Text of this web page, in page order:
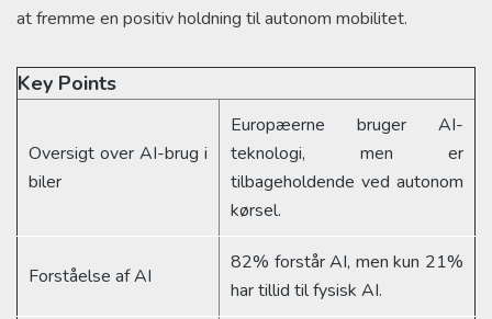
at fremme en positiv holdning til autonom mobilitet.
Key Points
Oversigt over AI-brug i
biler
Europæerne bruger AI-
teknologi, men er
tilbageholdende ved autonom
kørsel.
Forståelse af AI
82% forstår AI, men kun 21%
har tillid til fysisk AI.